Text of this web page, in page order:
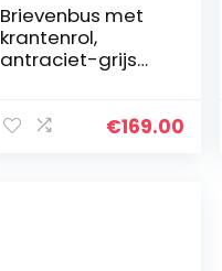
Brievenbus met
krantenrol,
antraciet-grijs
brievenbus met
€169.00